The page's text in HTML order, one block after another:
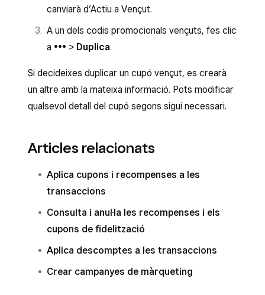
canviarà d’Actiu a Vençut.
A un dels codis promocionals vençuts, fes clic
a ••• > Duplica.
Si decideixes duplicar un cupó vençut, es crearà
un altre amb la mateixa informació. Pots modificar
qualsevol detall del cupó segons sigui necessari.
Articles relacionats
Aplica cupons i recompenses a les
transaccions
Consulta i anul·la les recompenses i els
cupons de fidelització
Aplica descomptes a les transaccions
Crear campanyes de màrqueting